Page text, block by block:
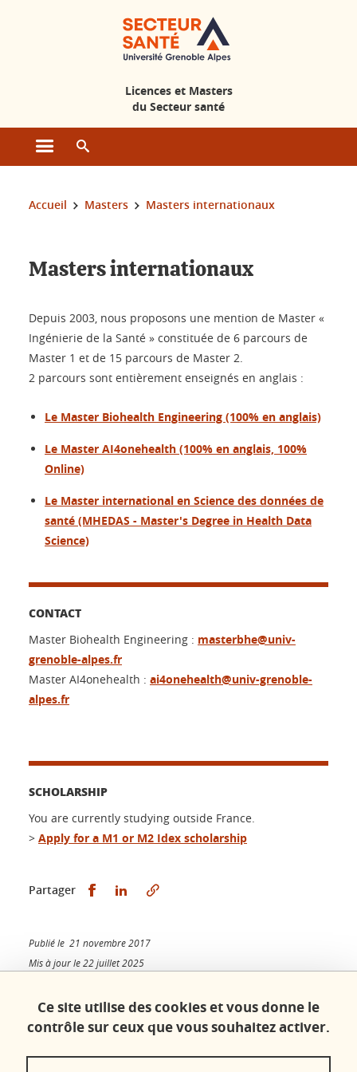
Licences et Masters
du Secteur santé
Ouvrir le menu principal
Vous êtes ici :
Accueil Masters Masters internationaux
Masters internationaux
Depuis 2003, nous proposons une mention de Master «
Ingénierie de la Santé » constituée de 6 parcours de
Master 1 et de 15 parcours de Master 2.
2 parcours sont entièrement enseignés en anglais :
Le Master Biohealth Engineering (100% en anglais)
Le Master AI4onehealth (100% en anglais, 100%
Online)
Le Master international en Science des données de
santé (MHEDAS - Master's Degree in Health Data
Science)
CONTACT
Master Biohealth Engineering : masterbhe@univ-
grenoble-alpes.fr
Master AI4onehealth : ai4onehealth@univ-grenoble-
alpes.fr
SCHOLARSHIP
You are currently studying outside France.
> Apply for a M1 or M2 Idex scholarship
Partager Partager sur Facebook
Partager sur LinkedIn
Publié le 21 novembre 2017
Mis à jour le 22 juillet 2025
Contacts
Ce site utilise des cookies et vous donne le
contrôle sur ceux que vous souhaitez activer.